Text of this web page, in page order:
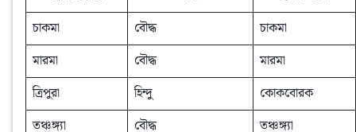
চাকমা
বৌদ্ধ
চাকমা
মারমা
বৌদ্ধ
মারমা
ত্রিপুরা
হিন্দু
কোকবোরক
তঞ্চঙ্গ্যা
বৌদ্ধ তঞ্চঙ্গ্যা